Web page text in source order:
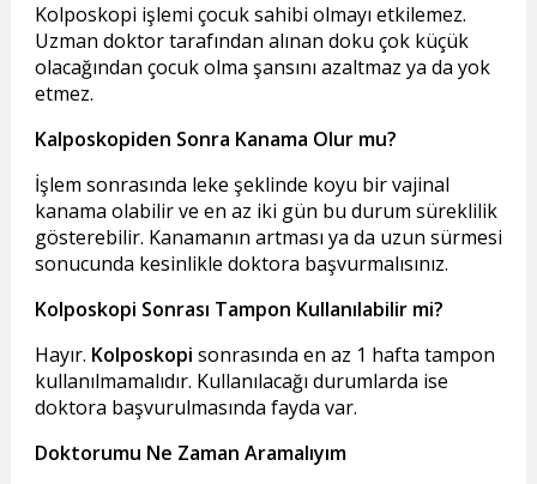
Kolposkopi işlemi çocuk sahibi olmayı etkilemez.
Uzman doktor tarafından alınan doku çok küçük
olacağından çocuk olma şansını azaltmaz ya da yok
etmez.
Kalposkopiden Sonra Kanama Olur mu?
İşlem sonrasında leke şeklinde koyu bir vajinal
kanama olabilir ve en az iki gün bu durum süreklilik
gösterebilir. Kanamanın artması ya da uzun sürmesi
sonucunda kesinlikle doktora başvurmalısınız.
Kolposkopi Sonrası Tampon Kullanılabilir mi?
Hayır. Kolposkopi sonrasında en az 1 hafta tampon
kullanılmamalıdır. Kullanılacağı durumlarda ise
doktora başvurulmasında fayda var.
Doktorumu Ne Zaman Aramalıyım